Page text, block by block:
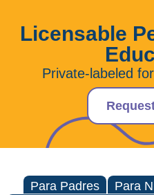
Licensable
Private-labeled
Para Padres Para